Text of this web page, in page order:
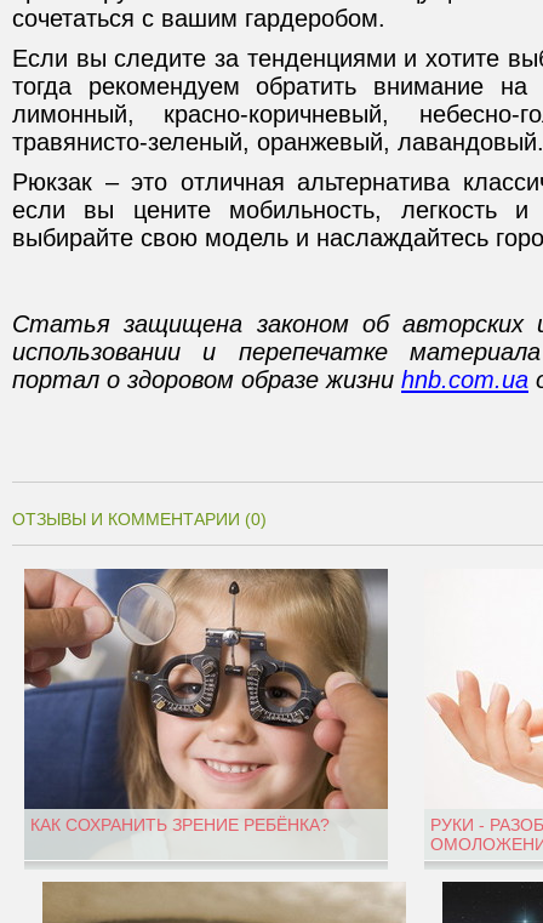
сочетаться с вашим гардеробом.
Если вы следите за тенденциями и хотите
тогда рекомендуем обратить внимание на
лимонный, красно-коричневый, небесно-
травянисто-зеленый, оранжевый, лавандовый.
Рюкзак – это отличная альтернатива
если вы цените мобильность, легкость и
выбирайте свою модель и наслаждайтесь
Статья защищена законом об авторских
использовании и перепечатке
портал о здоровом образе жизни hnb.com.ua
ОТЗЫВЫ И КОММЕНТАРИИ (0)
КАК СОХРАНИТЬ ЗРЕНИЕ РЕБЁНКА?
РУКИ -